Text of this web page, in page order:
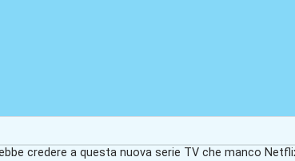
credere a questa nuova serie TV che manco